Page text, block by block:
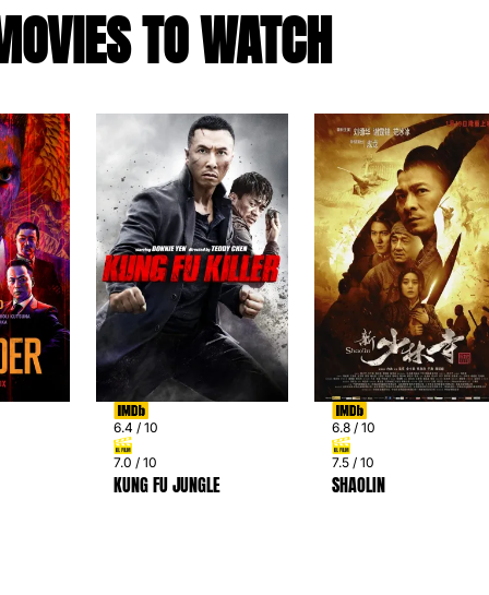
TO WATCH
6.4 / 10
7.0 / 10
KUNG FU JUNGLE
6.8 / 10
7.5 / 10
SHAOLIN